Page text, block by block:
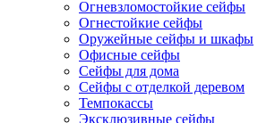
Огневзломостойкие сейфы
Огнестойкие сейфы
Оружейные сейфы и шкафы
Офисные сейфы
Сейфы для дома
Сейфы с отделкой деревом
Темпокассы
Эксклюзивные сейфы